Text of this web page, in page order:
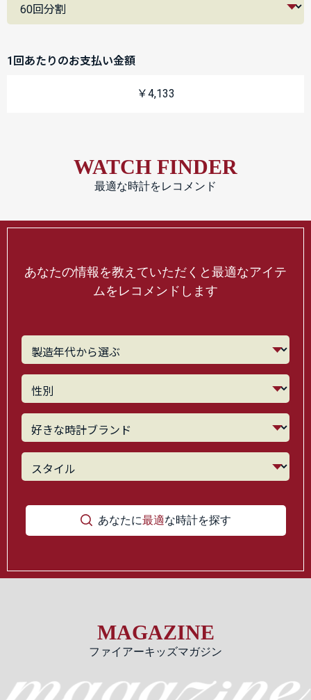
1回あたりのお支払い金額
￥4,133
WATCH FINDER
最適な時計をレコメンド
あなたの情報を教えていただくと最適なアイテ
ムをレコメンドします
あなたに最適な時計を探す
MAGAZINE
ファイアーキッズマガジン